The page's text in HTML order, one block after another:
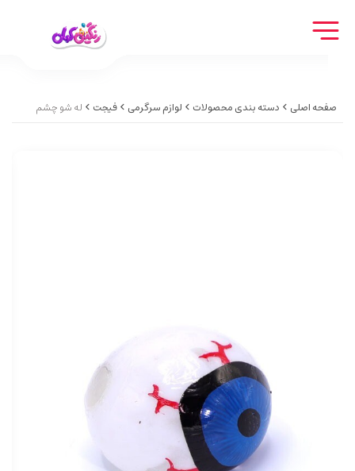
صفحه اصلی دسته بندی محصولات لوازم سرگرمی فیجت له شو چشم